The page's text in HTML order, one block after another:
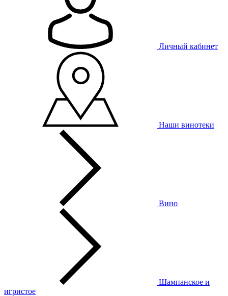
Личный кабинет
Наши винотеки
Вино
Шампанское и
игристое